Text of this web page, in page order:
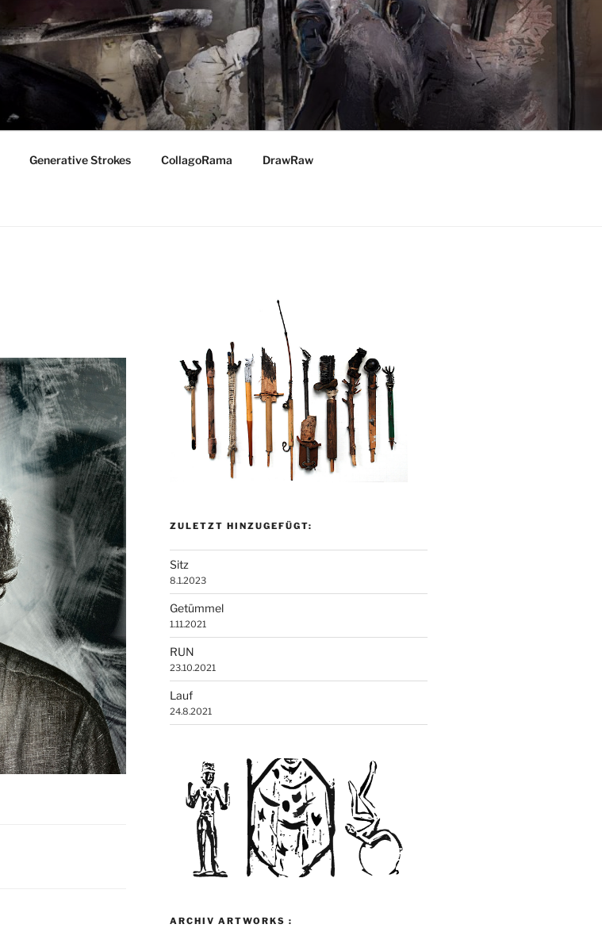
Generative Strokes CollagoRama DrawRaw
ZULETZT HINZUGEFÜGT:
Sitz
8.1.2023
Getümmel
1.11.2021
RUN
23.10.2021
Lauf
24.8.2021
ARCHIV ARTWORKS :